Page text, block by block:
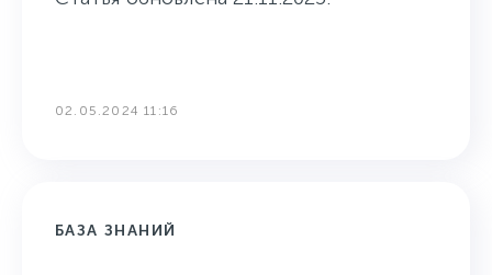
02.05.2024 11:16
БАЗА ЗНАНИЙ